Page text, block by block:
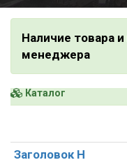
Наличие товара
менеджера
Каталог
Заголовок H